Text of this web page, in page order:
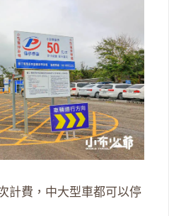
計費，中大型車都可以停